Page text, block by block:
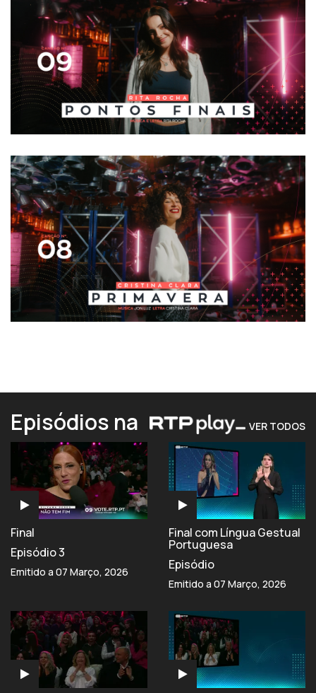
Episódios na VER TODOS
Final
Episódio 3
Emitido a 07 Março, 2026
Final com Língua Gestual
Portuguesa
Episódio
Emitido a 07 Março, 2026